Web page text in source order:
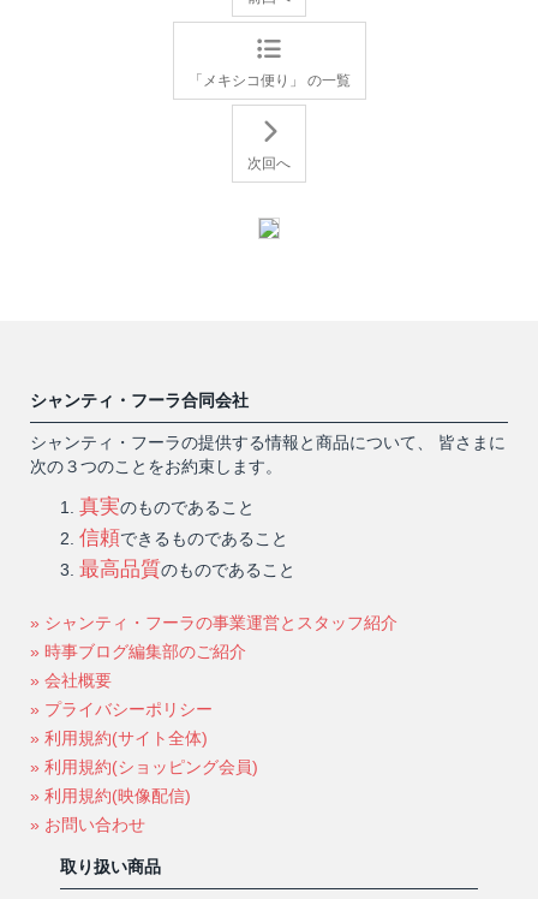
「メキシコ便り」 の一覧
次回へ
シャンティ・フーラ合同会社
シャンティ・フーラの提供する情報と商品について、 皆さまに
次の３つのことをお約束します。
真実のものであること
信頼できるものであること
最高品質のものであること
» シャンティ・フーラの事業運営とスタッフ紹介
» 時事ブログ編集部のご紹介
» 会社概要
» プライバシーポリシー
» 利用規約(サイト全体)
» 利用規約(ショッピング会員)
» 利用規約(映像配信)
» お問い合わせ
取り扱い商品